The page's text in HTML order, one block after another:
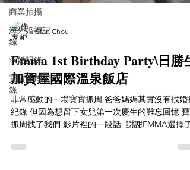
商業拍攝
海外婚禮記
錄
求婚記錄
寶寶抓周記
錄
Stan Chou
Emma 1st Birthday Party\日勝生
加賀屋國際溫泉飯店
非常感動的一場寶寶抓周 爸爸媽媽其實沒有找婚禮
紀錄 但因為想留下女兒第一次慶生的難忘回憶 寶
抓周找了我們 影片裡的一段話: 謝謝EMMA選擇了
性的爸爸也說了很多 哽咽的聲音真的讓人非常的揪
心...